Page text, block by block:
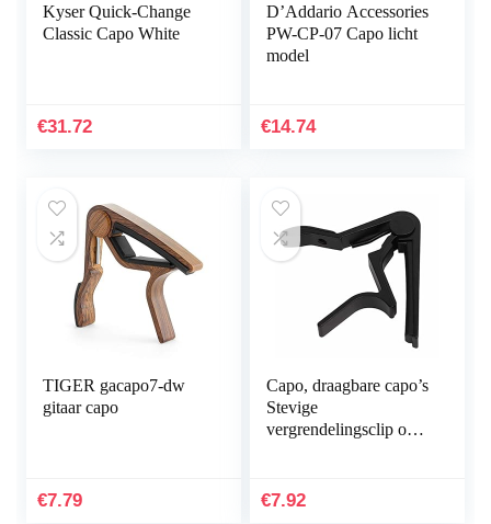
Kyser Quick-Change
Classic Capo White
€31.72
D’Addario Accessories
PW-CP-07 Capo licht
model
€14.74
TIGER gacapo7-dw
gitaar capo
€7.79
Capo, draagbare capo’s
Stevige
vergrendelingsclip om
€7.92